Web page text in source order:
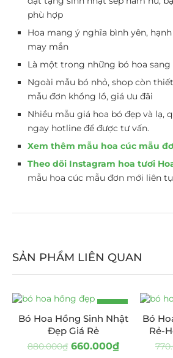
phù hợp
Hoa mang ý nghĩa bình yên,
may mắn
Là một trong những bó hoa
Ngoài mẫu bó nhỏ, shop còn
mẫu đơn khổng lồ, giá ưu đãi
Nhiều mẫu giá hoa bó đẹp và lạ,
ngay hotline để được tư vấn.
Xem thêm mẫu hoa cúc mẫu
Theo dõi Instagram hoa tươi
mẫu hoa cúc mẫu đơn mới liên
SẢN PHẨM LIÊN QUAN
-25%
Bó Hoa Hồng Sinh Nhật
Đẹp Giá Rẻ
880.000₫ 660.000₫
Bó
Rẻ-